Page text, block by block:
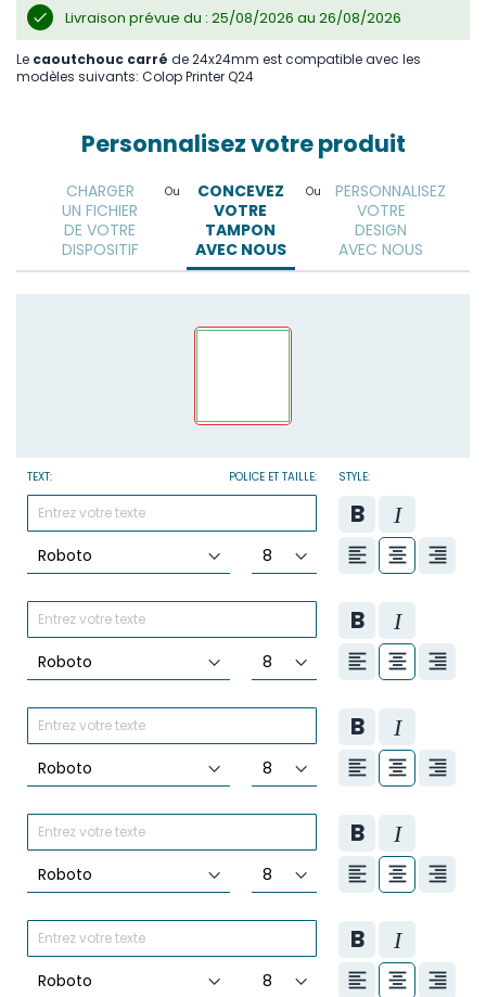
Livraison prévue du : 25/08/2026 au 26/08/2026
Le caoutchouc carré de 24x24mm est compatible avec les
modèles suivants: Colop Printer Q24
Personnalisez votre produit
CHARGER
UN FICHIER
DE VOTRE
DISPOSITIF
Ou
CONCEVEZ
VOTRE
TAMPON
AVEC NOUS
TEXT: POLICE ET TAILLE: STYLE:
Ou
PERSONNALISEZ
VOTRE
DESIGN
AVEC NOUS